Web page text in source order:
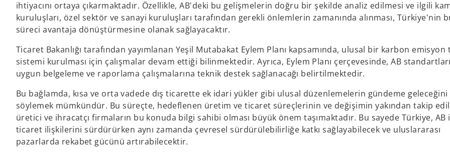
ihtiyacını ortaya çıkarmaktadır. Özellikle, AB'deki bu gelişmelerin doğru bir şekilde analiz edilmesi ve ilgili
kuruluşları, özel sektör ve sanayi kuruluşları tarafından gerekli önlemlerin zamanında alınması, Türkiye'nin
süreci avantaja dönüştürmesine olanak sağlayacaktır.
Ticaret Bakanlığı tarafından yayımlanan Yeşil Mutabakat Eylem Planı kapsamında, ulusal bir karbon
sistemi kurulması için çalışmalar devam ettiği bilinmektedir. Ayrıca, Eylem Planı çerçevesinde, AB
uygun belgeleme ve raporlama çalışmalarına teknik destek sağlanacağı belirtilmektedir.
Bu bağlamda, kısa ve orta vadede dış ticarette ek idari yükler gibi ulusal düzenlemelerin gündeme geleceğini
söylemek mümkündür. Bu süreçte, hedeflenen üretim ve ticaret süreçlerinin ve değişimin yakından takip
üretici ve ihracatçı firmaların bu konuda bilgi sahibi olması büyük önem taşımaktadır. Bu sayede Türkiye, AB
ticaret ilişkilerini sürdürürken aynı zamanda çevresel sürdürülebilirliğe katkı sağlayabilecek ve uluslararası
pazarlarda rekabet gücünü artırabilecektir.